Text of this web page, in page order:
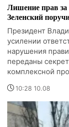
Лишение прав
Зеленский
Президент
усилении
нарушения
переданы
комплексной
10:28 10.08